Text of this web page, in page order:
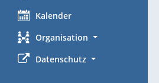
Kalender
Organisation
Datenschutz